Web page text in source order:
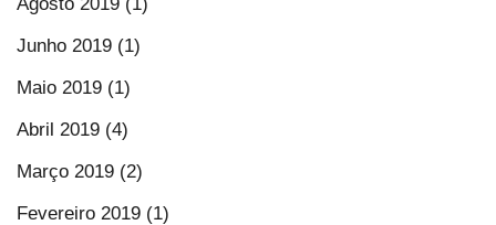
Junho 2019 (1)
Maio 2019 (1)
Abril 2019 (4)
Março 2019 (2)
Fevereiro 2019 (1)